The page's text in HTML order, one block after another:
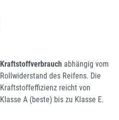
Kraftstoffverbrauch abhängig vom
Rollwiderstand des Reifens. Die
Kraftstoffeffizienz reicht von
Klasse A (beste) bis zu Klasse E.